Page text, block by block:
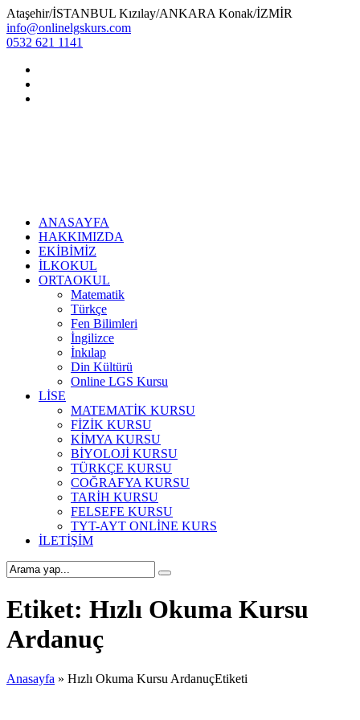
Ataşehir/İSTANBUL Kızılay/ANKARA Konak/İZMİR
info@onlinelgskurs.com
0532 621 1141
ANASAYFA
HAKKIMIZDA
EKİBİMİZ
İLKOKUL
ORTAOKUL
Matematik
Türkçe
Fen Bilimleri
İngilizce
İnkılap
Din Kültürü
Online LGS Kursu
LİSE
MATEMATİK KURSU
FİZİK KURSU
KİMYA KURSU
BİYOLOJİ KURSU
TÜRKÇE KURSU
COĞRAFYA KURSU
TARİH KURSU
FELSEFE KURSU
TYT-AYT ONLİNE KURS
İLETİŞİM
Etiket: Hızlı Okuma Kursu
Ardanuç
Anasayfa » Hızlı Okuma Kursu ArdanuçEtiketi